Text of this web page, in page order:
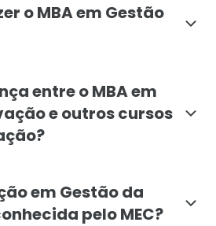
o MBA em Gestão
entre o MBA em
e outros cursos
em Gestão da
pelo MEC?